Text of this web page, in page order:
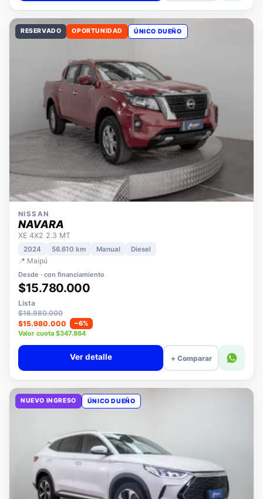
RESERVADO OPORTUNIDAD
NISSAN
NAVARA
XE 4X2 2.3 MT
2024
📍 Maipú
Desde · con financiamiento
$15.780.000
Lista
$16.980.000
$15.980.000
−6%
Valor cuota $347.864
+ Comparar
NUEVO INGRESO